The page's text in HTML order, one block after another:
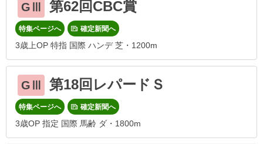
GⅢ 第62回CBC賞
特集ページへ 確定新聞へ
3歳上OP 特指 国際 ハンデ 芝・1200m
GⅢ 第18回レパードＳ
特集ページへ 確定新聞へ
3歳OP 指定 国際 馬齢 ダ・1800m